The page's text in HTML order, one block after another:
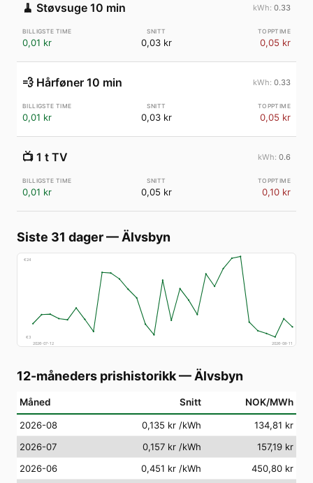
🧹 Støvsuge 10 min 0.33
0,01 kr 0,03 kr 0,05 kr
💨 Hårføner 10 min 0.33
0,01 kr 0,03 kr 0,05 kr
📺 1 t TV 0.6
0,01 kr 0,05 kr 0,10 kr
Siste 31 dager— Älvsbyn
€24
€3
2026-07-12
2026-08-11
12-måneders prishistorikk— Älvsbyn
Måned Snitt NOK/MWh
2026-08 0,135 kr /kWh
134,81 kr
2026-07
0,157 kr /kWh
157,19 kr
2026-06
0,451 kr /kWh
450,80 kr